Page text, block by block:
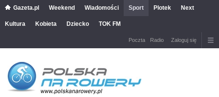
Gazeta.pl Weekend Wiadomości Sport Plotek Next
Kultura Kobieta Dziecko TOK FM
Poczta Radio Zaloguj się